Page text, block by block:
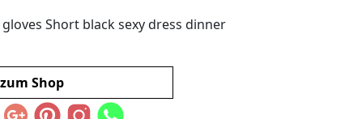
Short black sexy dress dinner
zum Shop